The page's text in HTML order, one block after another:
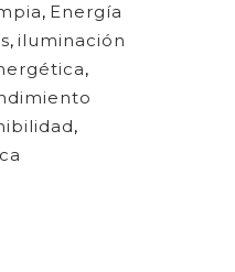
, Energía
, iluminación
,
,